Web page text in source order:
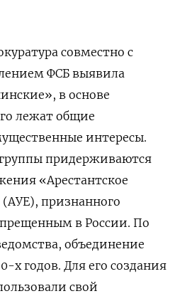
совместно с
ФСБ выявила
в основе
лежат общие
интересы.
придерживаются
«Арестантское
(АУЕ), признанного
в России. По
объединение
х годов. Для его создания
свой